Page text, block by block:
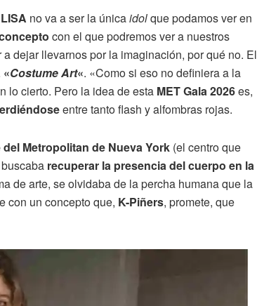
LISA no va a ser la únicaidolque podamos ver en
con el que podremos ver a nuestros
dejar llevarnos por la imaginación, por qué no. El
«Costume Art«. «Como si eso no definiera a la
lo cierto. Pero la idea de esta MET Gala 2026es,
entre tanto flash y alfombras rojas.
Metropolitan de Nueva York (el centro que
recuperar la presencia del cuerpo en la
de arte, se olvidaba de la percha humana que la
con un concepto que, K-Piñers, promete, que